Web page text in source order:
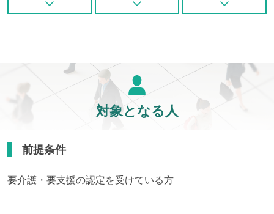
対象となる人
前提条件
要介護・要支援の認定を受けている方